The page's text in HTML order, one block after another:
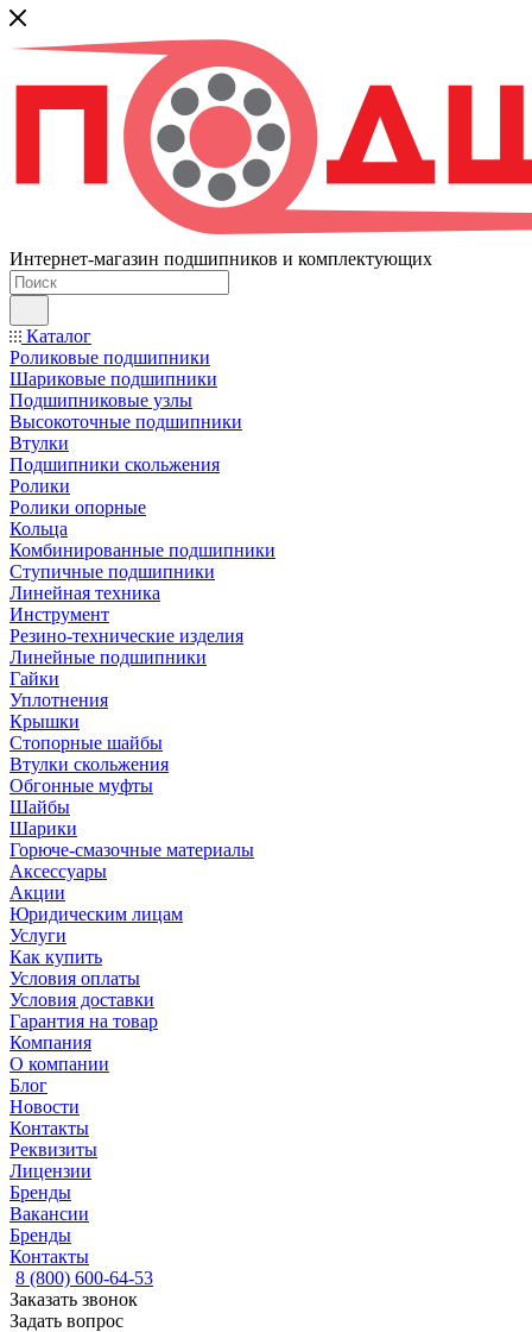
Интернет-магазин подшипников и комплектующих
Каталог
Роликовые подшипники
Шариковые подшипники
Подшипниковые узлы
Высокоточные подшипники
Втулки
Подшипники скольжения
Ролики
Ролики опорные
Кольца
Комбинированные подшипники
Ступичные подшипники
Линейная техника
Инструмент
Резино-технические изделия
Линейные подшипники
Гайки
Уплотнения
Крышки
Стопорные шайбы
Втулки скольжения
Обгонные муфты
Шайбы
Шарики
Горюче-смазочные материалы
Аксессуары
Акции
Юридическим лицам
Услуги
Как купить
Условия оплаты
Условия доставки
Гарантия на товар
Компания
О компании
Блог
Новости
Контакты
Реквизиты
Лицензии
Бренды
Вакансии
Бренды
Контакты
8 (800) 600-64-53
Заказать звонок
Задать вопрос